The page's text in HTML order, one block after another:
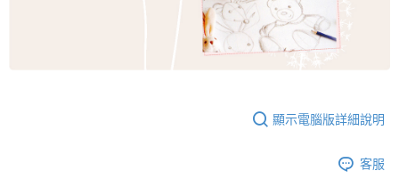
顯示電腦版詳細說明
客服